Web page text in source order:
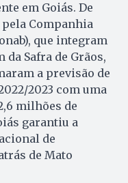
em Goiás. De
Companhia
que integram
da Safra de Grãos,
a previsão de
2023 com uma
milhões de
garantiu a
de
de Mato